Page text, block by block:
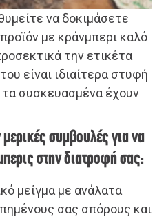
να δοκιμάσετε
με κράνμπερι καλό
την ετικέτα
είναι ιδιαίτερα στυφή
συσκευασμένα έχουν
συμβουλές για να
στην διατροφή σας:
μείγμα με ανάλατα
σας σπόρους και